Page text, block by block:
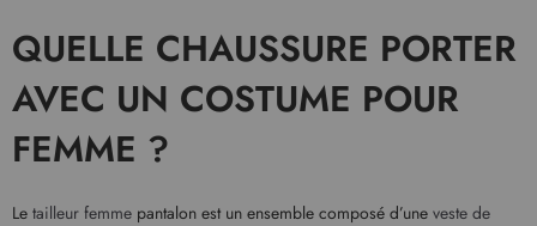
QUELLE CHAUSSURE PORTER
AVEC UN COSTUME POUR
FEMME ?
Le tailleur femme pantalon est un ensemble composé d’une veste de